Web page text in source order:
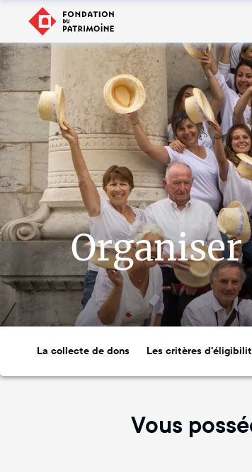
Organiser
La collecte de dons Les critères
Vous